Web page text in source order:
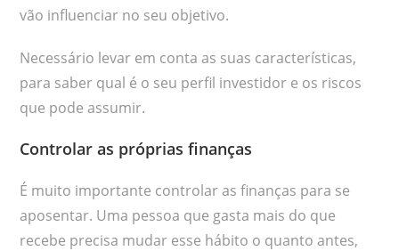
vão influenciar no seu objetivo.
Necessário levar em conta as suas características,
para saber qual é o seu perfil investidor e os riscos
que pode assumir.
Controlar as próprias finanças
É muito importante controlar as finanças para se
aposentar. Uma pessoa que gasta mais do que
recebe precisa mudar esse hábito o quanto antes,